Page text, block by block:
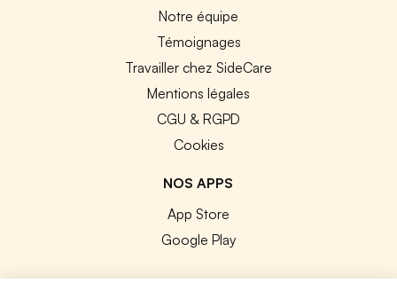
Notre équipe
Témoignages
Travailler chez SideCare
Mentions légales
CGU & RGPD
Cookies
NOS APPS
App Store
Google Play